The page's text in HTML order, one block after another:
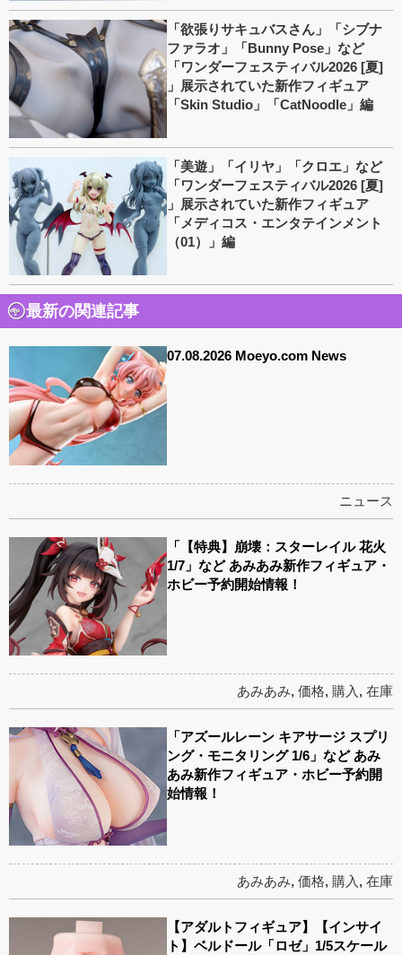
「欲張りサキュバスさん」「シブナ
ファラオ」「Bunny Pose」など
「ワンダーフェスティバル2026 [夏]
」展示されていた新作フィギュア
「Skin Studio」「CatNoodle」編
「美遊」「イリヤ」「クロエ」など
「ワンダーフェスティバル2026 [夏]
」展示されていた新作フィギュア
「メディコス・エンタテインメント
（01）」編
最新の関連記事
07.08.2026 Moeyo.com News
ニュース
「【特典】崩壊：スターレイル 花火
1/7」など あみあみ新作フィギュア・
ホビー予約開始情報！
あみあみ, 価格, 購入 , 在庫
「アズールレーン キアサージ スプリ
ング・モニタリング 1/6」など あみ
あみ新作フィギュア・ホビー予約開
始情報！
あみあみ, 価格, 購入 , 在庫
【アダルトフィギュア】【インサイ
ト】ベルドール「ロゼ」1/5スケール